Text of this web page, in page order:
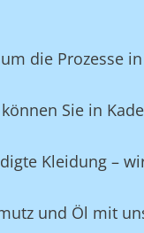
die Prozesse
Sie in
Kleidung –
und Öl mit